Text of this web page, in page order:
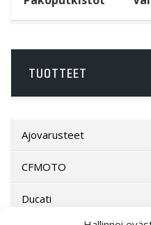
TUOTTEET
Ajovarusteet
CFMOTO
Ducati